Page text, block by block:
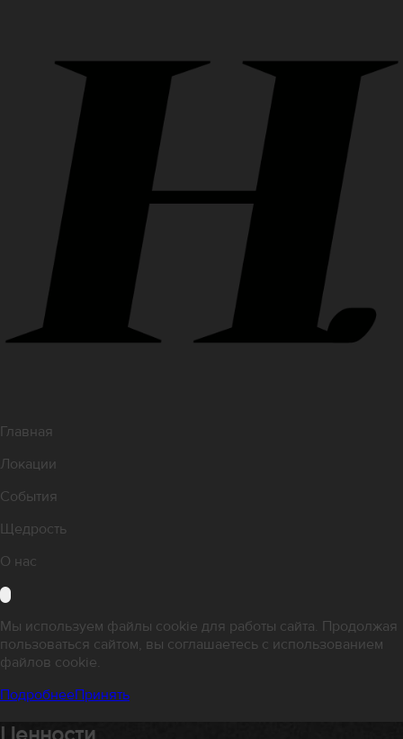
Главная
Локации
События
Щедрость
О нас
Мы используем файлы cookie для работы сайта. Продолжая
пользоваться сайтом, вы соглашаетесь с использованием
файлов cookie.
ПодробнееПринять